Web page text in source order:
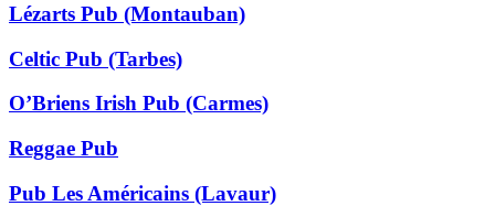
Lézarts Pub (Montauban)
Celtic Pub (Tarbes)
O’Briens Irish Pub (Carmes)
Reggae Pub
Pub Les Américains (Lavaur)